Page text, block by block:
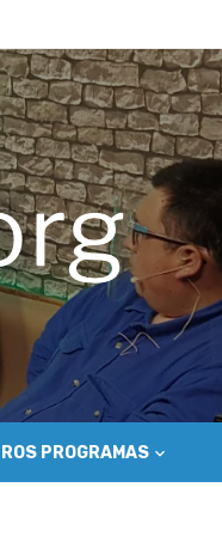
Costero Nilahue
gastroenterológica
PROGRAMAS